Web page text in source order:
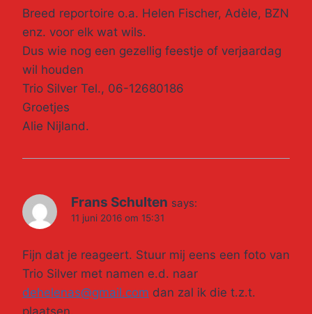
Breed reportoire o.a. Helen Fischer, Adèle, BZN
enz. voor elk wat wils.
Dus wie nog een gezellig feestje of verjaardag
wil houden
Trio Silver Tel., 06-12680186
Groetjes
Alie Nijland.
Frans Schulten says:
11 juni 2016 om 15:31
Fijn dat je reageert. Stuur mij eens een foto van
Trio Silver met namen e.d. naar
dehelenas@gmail.com dan zal ik die t.z.t.